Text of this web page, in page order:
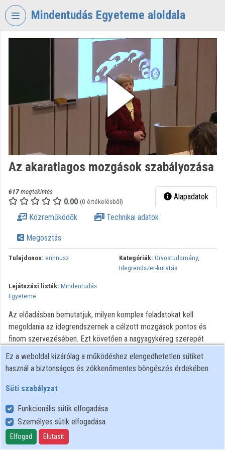
Fejléc kihagyása
Mindentudás Egyeteme aloldala
Intézményi kezdőlap
Kategóriák
Intézményi listák
Intézmények
Közreműködők
Az akaratlagos mozgások szabályozása
617megtekintés
0.00 (0 értékelésből) Alapadatok
Közreműködők Technikai adatok
Megosztás
Tulajdonos: erinnusz Kategóriák: Orvostudomány,
Idegrendszer-kutatás
Lejátszási listák: Mindentudás
Egyeteme
Az előadásban bemutatjuk, milyen komplex feladatokat kell
megoldania az idegrendszernek a célzott mozgások pontos és
finom szervezésében. Ezt követően a nagyagykéreg szerepét
részletezzük a mozgásszabályozásban. Végezetül bemutatunk
egy jövőbe mutató próbálkozást az elveszett mozgásfunkció
pótlására. Német nyelvű előadás.
Minden jog fenntartva
Felhasználói szabályzat
Adatkezelési tájékoztató
Süti szabályzat
Ez a weboldal kizárólag a működéshez elengedhetetlen sütiket
használ a biztonságos és zökkenőmentes böngészés érdekében.
Süti szabályzat
Funkcionális sütik elfogadása
Személyes sütik elfogadása
Elfogad Elutasít